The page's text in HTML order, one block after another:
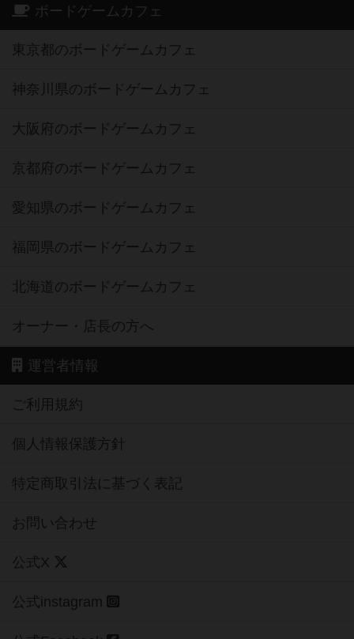
ボードゲームカフェ
東京都のボードゲームカフェ
神奈川県のボードゲームカフェ
大阪府のボードゲームカフェ
京都府のボードゲームカフェ
愛知県のボードゲームカフェ
福岡県のボードゲームカフェ
北海道のボードゲームカフェ
オーナー・店長の方へ
運営者情報
ご利用規約
個人情報保護方針
特定商取引法に基づく表記
お問い合わせ
公式X
公式instagram